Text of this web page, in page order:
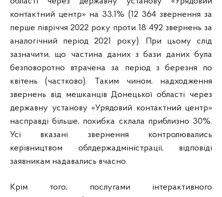
контактний центр» на 33,1% (12 364 звернення за
перше півріччя 2022 року проти 18 492 звернень за
аналогічний період 2021 року). При цьому слід
зазначити, що частина даних з бази даних була
безповоротно втрачена за період з березня по
квітень (частково). Таким чином, надходження
звернень від мешканців Донецької області через
державну установу «Урядовий контактний центр»
насправді більше, похибка склала приблизно 30%.
Усі вказані звернення контролювались
керівництвом облдержадміністрації, відповіді
заявникам надавались вчасно.
Крім того, послугами інтерактивного